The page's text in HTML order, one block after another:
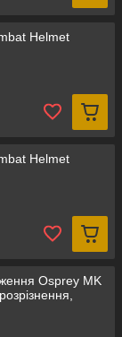
Helmet
Helmet
Osprey MK